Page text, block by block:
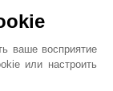
ваше восприятие
или настроить